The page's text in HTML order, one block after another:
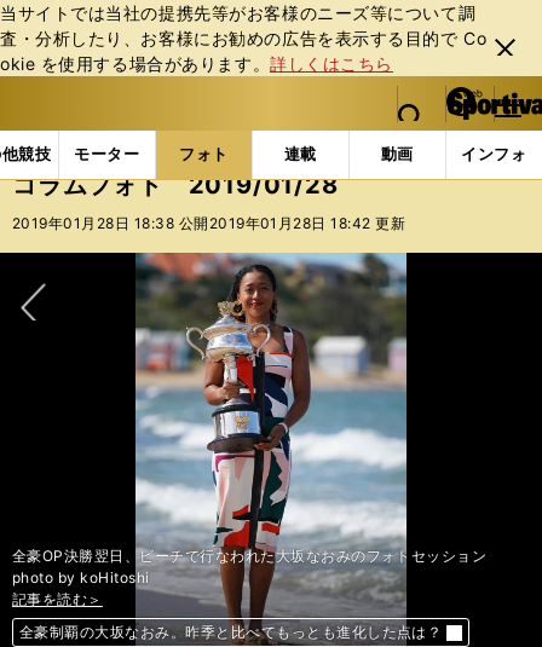
当サイトでは当社の提携先等がお客様のニーズ等について調
査・分析したり、お客様にお勧めの広告を表⽰する⽬的で Co
okie を使⽤する場合があります。詳しくはこちら
閉じ
る
web Sportiva (webスポルティーバ)
検索
マイペ
ー
ジ
メニュ
競技 モーター フォト 連載 動画 インフォ
b
ス
ポ
ル
ー
バ
フォトギャラリー コラムフォト コラムフォト
コラムフォト 2019/01/28
2019年01月28日 18:38 公開 2019年01月28日 18:42 更新
全豪OP決勝翌日、ビーチで行なわれた大坂なおみのフォトセッション
photo by koHitoshi
記事を読む＞
全豪制覇の大坂なおみ。昨季と比べてもっとも進化した点は？
記事を読む＞
全豪制覇の大坂なおみ。昨季と比べてもっとも進化した点は？
記事を読む＞
【イップスの深層】森大輔が引退後に初めて味わった一軍マウンドの感慨
記事を読む＞
【新車のツボ151】日産GT-Rニスモ。武闘オーラも優しい乗り味
記事を読む＞
【新車のツボ151】日産GT-Rニスモ。武闘オーラも優しい乗り味
記事を読む＞
アジア最強のイランにも穴はある。大迫勇也の復帰で２列目は輝くか
記事を読む＞
伝説の戦いをもう一度。バスクの雄・アラベスが乾貴士に期待すること
記事を読む＞
森保Ｊに立ちはだかるイランのケイロス監督。「相手を泣かせろ」
前へ